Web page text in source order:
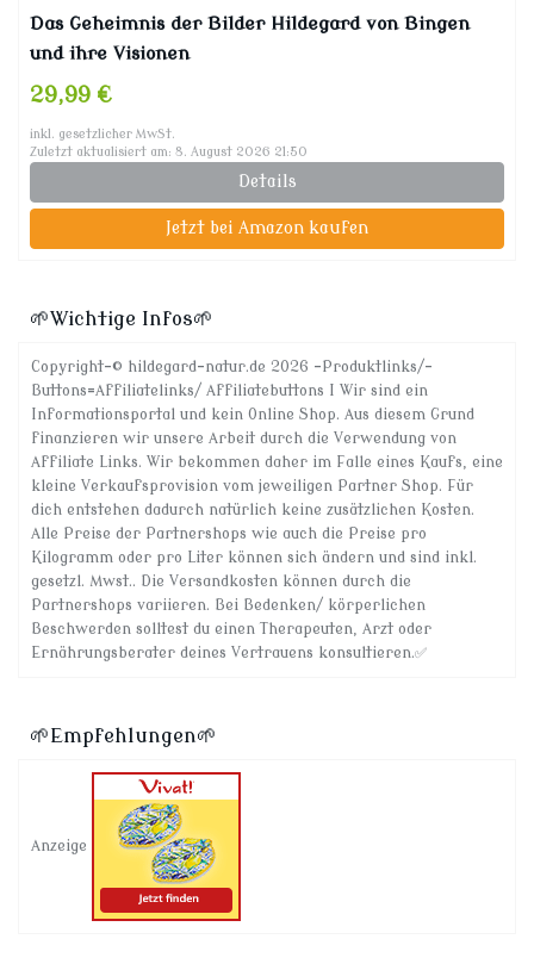
Das Geheimnis der Bilder Hildegard von Bingen
und ihre Visionen
29,99 €
inkl. gesetzlicher MwSt.
Zuletzt aktualisiert am: 8. August 2026 21:50
Details
Jetzt bei Amazon kaufen
🌱Wichtige Infos🌱
Copyright-© hildegard-natur.de 2026 -Produktlinks/-
Buttons=Affiliatelinks/ Affiliatebuttons I Wir sind ein
Informationsportal und kein Online Shop. Aus diesem Grund
finanzieren wir unsere Arbeit durch die Verwendung von
Affiliate Links. Wir bekommen daher im Falle eines Kaufs, eine
kleine Verkaufsprovision vom jeweiligen Partner Shop. Für
dich entstehen dadurch natürlich keine zusätzlichen Kosten.
Alle Preise der Partnershops wie auch die Preise pro
Kilogramm oder pro Liter können sich ändern und sind inkl.
gesetzl. Mwst.. Die Versandkosten können durch die
Partnershops variieren. Bei Bedenken/ körperlichen
Beschwerden solltest du einen Therapeuten, Arzt oder
Ernährungsberater deines Vertrauens konsultieren.✅
🌱Empfehlungen🌱
Anzeige